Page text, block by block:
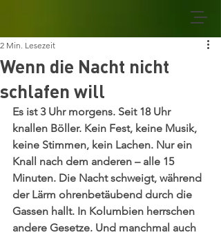
Wenn die Nacht nicht
schlafen will
2 Min. Lesezeit
Es ist 3 Uhr morgens. Seit 18 Uhr
knallen Böller. Kein Fest, keine Musik,
keine Stimmen, kein Lachen. Nur ein
Knall nach dem anderen – alle 15
Minuten. Die Nacht schweigt, während
der Lärm ohrenbetäubend durch die
Gassen hallt. In Kolumbien herrschen
andere Gesetze. Und manchmal auch